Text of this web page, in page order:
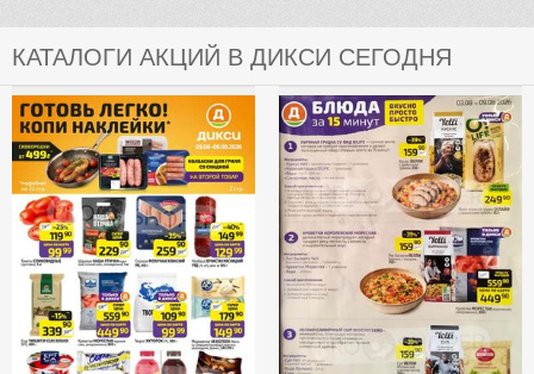
КАТАЛОГИ АКЦИЙ В ДИКСИ СЕГОДНЯ